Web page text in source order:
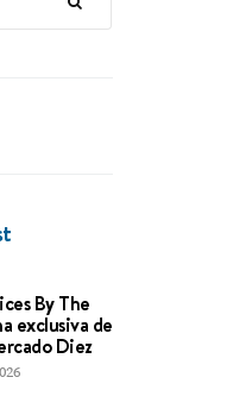
By The
exclusiva de
Diez